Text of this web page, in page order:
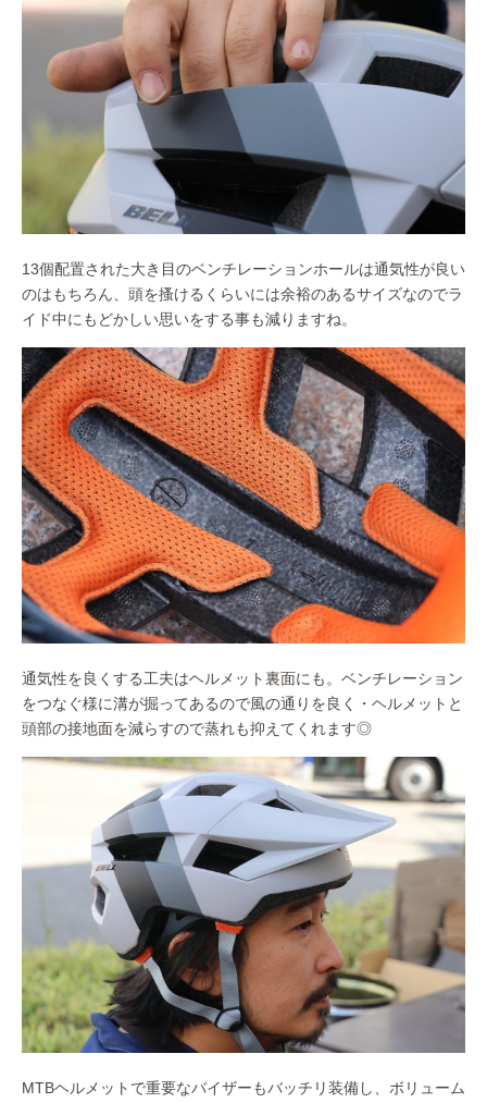
13個配置された大き目のベンチレーションホールは通気性が良い
のはもちろん、頭を搔けるくらいには余裕のあるサイズなのでラ
イド中にもどかしい思いをする事も減りますね。
通気性を良くする工夫はヘルメット裏面にも。ベンチレーション
をつなぐ様に溝が掘ってあるので風の通りを良く・ヘルメットと
頭部の接地面を減らすので蒸れも抑えてくれます◎
MTBヘルメットで重要なバイザーもバッチリ装備し、ボリューム